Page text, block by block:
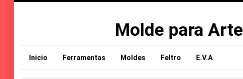
Molde para
Inicio Ferramentas Moldes Feltro E.V.A